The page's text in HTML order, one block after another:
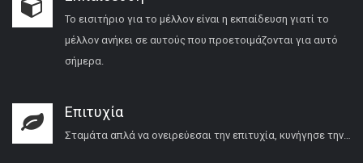
Το εισιτήριο για το μέλλον είναι η εκπαίδευση γιατί το
μέλλον ανήκει σε αυτούς που προετοιμάζονται για αυτό
σήμερα.
Επιτυχία
Σταμάτα απλά να ονειρεύεσαι την επιτυχία, κυνήγησε την…